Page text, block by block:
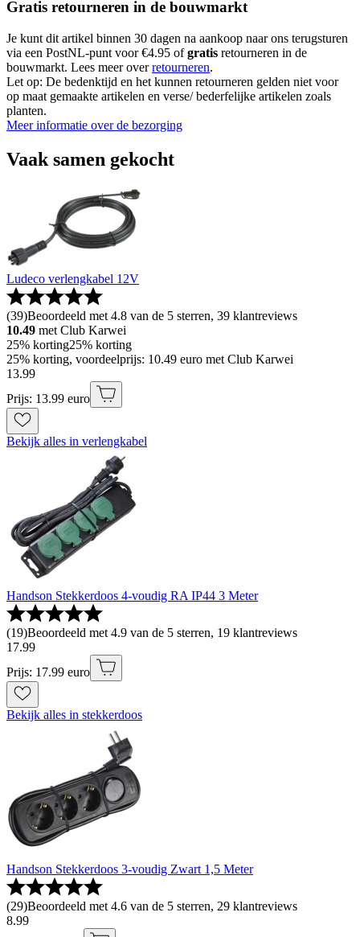
Gratis retourneren in de bouwmarkt
Je kunt dit artikel binnen 30 dagen na aankoop naar ons terugsturen
via een PostNL-punt voor €4.95 ofgratis retourneren in de
bouwmarkt. Lees meer overretourneren.
Let op: De bedenktijd en het kunnen retourneren gelden niet voor
op maat gemaakte artikelen en verse/ bederfelijke artikelen zoals
planten.
Meer informatie over de bezorging
Vaak samen gekocht
Ludeco verlengkabel 12V
(39)Beoordeeld met 4.8 van de 5 sterren, 39 klantreviews
10.49 met Club Karwei
25% korting25% korting
25% korting, voordeelprijs: 10.49 euro met Club Karwei
13.99
Prijs: 13.99 euro
Bekijk alles in verlengkabel
Handson Stekkerdoos 4-voudig RA IP44 3 Meter
(19)Beoordeeld met 4.9 van de 5 sterren, 19 klantreviews
17.99
Prijs: 17.99 euro
Bekijk alles in stekkerdoos
Handson Stekkerdoos 3-voudig Zwart 1,5 Meter
(29)Beoordeeld met 4.6 van de 5 sterren, 29 klantreviews
8.99